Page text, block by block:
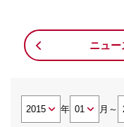
ニュ
年 月 ～